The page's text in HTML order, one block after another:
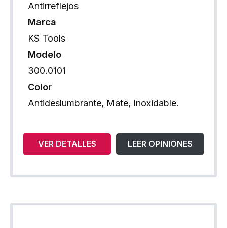
Antirreflejos
Marca
KS Tools
Modelo
300.0101
Color
Antideslumbrante, Mate, Inoxidable.
VER DETALLES LEER OPINIONES